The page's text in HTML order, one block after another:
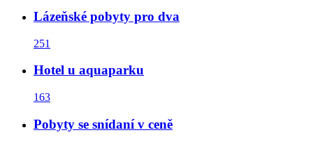
Lázeňské pobyty pro dva
251
Hotel u aquaparku
163
Pobyty se snídaní v ceně